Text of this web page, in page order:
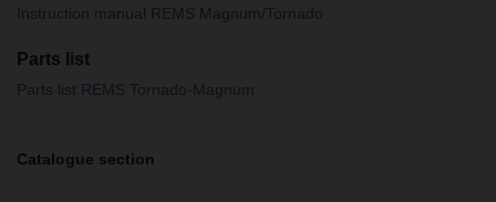
Instruction manual REMS Magnum/Tornado
Parts list
Parts list REMS Tornado-Magnum
Catalogue section